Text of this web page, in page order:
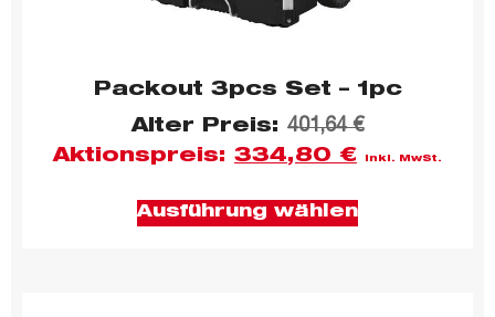
Packout 3pcs Set – 1pc
Alter Preis: 401,64€
Aktionspreis: 334,80 € inkl. MwSt.
Ausführung wählen